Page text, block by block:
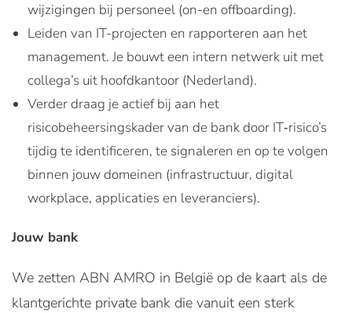
wijzigingen bij personeel (on-en offboarding).
Leiden van IT-projecten en rapporteren aan het
management. Je bouwt een intern netwerk uit met
collega’s uit hoofdkantoor (Nederland).
Verder draag je actief bij aan het
risicobeheersingskader van de bank door IT‑risico’s
tijdig te identificeren, te signaleren en op te volgen
binnen jouw domeinen (infrastructuur, digital
workplace, applicaties en leveranciers).
Jouw bank
We zetten ABN AMRO in België op de kaart als de
klantgerichte private bank die vanuit een sterk